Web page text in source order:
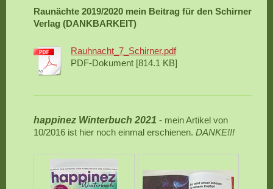
Raunächte 2019/2020 mein Beitrag für den Schirner
Verlag (DANKBARKEIT)
Rauhnacht_7_Schirner.pdf
PDF-Dokument [814.1 KB]
happinez Winterbuch 2021 - mein Artikel von
10/2016 ist hier noch einmal erschienen. DANKE!!!